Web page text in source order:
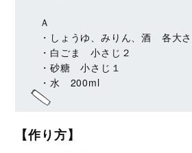
Ａ
・しょうゆ、みりん、酒 各大
・白ごま 小さじ２
・砂糖 小さじ１
・水 200ml
【作り方】